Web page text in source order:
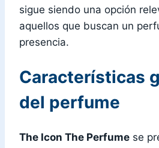
sigue siendo una opción
aquellos que buscan un
presencia.
Características
del perfume
The Icon The Perfume se